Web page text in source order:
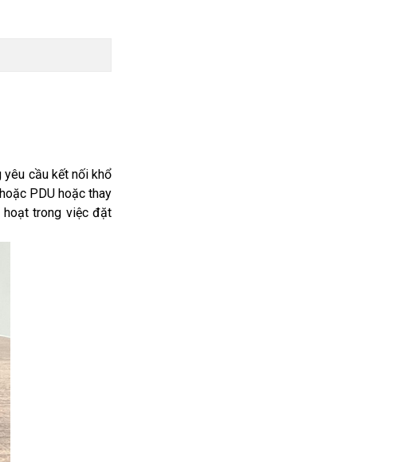
yêu cầu kết nối khổ
PDU hoặc thay
hoạt trong việc đặt